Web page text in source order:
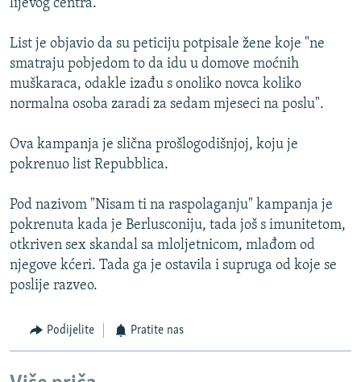
lijevog centra.
List je objavio da su peticiju potpisale žene koje "ne
smatraju pobjedom to da idu u domove moćnih
muškaraca, odakle izađu s onoliko novca koliko
normalna osoba zaradi za sedam mjeseci na poslu".
Ova kampanja je slična prošlogodišnjoj, koju je
pokrenuo list Repubblica.
Pod nazivom "Nisam ti na raspolaganju" kampanja je
pokrenuta kada je Berlusconiju, tada još s imunitetom,
otkriven sex skandal sa mloljetnicom, mlađom od
njegove kćeri. Tada ga je ostavila i supruga od koje se
poslije razveo.
Podijelite Pratite nas